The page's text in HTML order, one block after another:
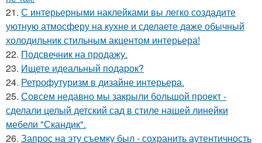
21. С интерьерными наклейками вы легко создадите
уютную атмосферу на кухне и сделаете даже обычный
холодильник стильным акцентом интерьера!
22. Подсвечник на продажу.
23. Ищете идеальный подарок?
24. Ретрофутуризм в дизайне интерьера.
25. Совсем недавно мы закрыли большой проект -
сделали целый детский сад в стиле нашей линейки
мебели "Скандик".
26. Запрос на эту съемку был - сохранить аутентичность